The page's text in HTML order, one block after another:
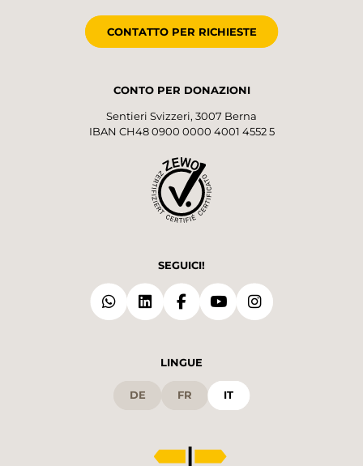
CONTATTO PER RICHIESTE
CONTO PER DONAZIONI
Sentieri Svizzeri, 3007 Berna
IBAN CH48 0900 0000 4001 4552 5
SEGUICI!
LINGUE
DE FR IT